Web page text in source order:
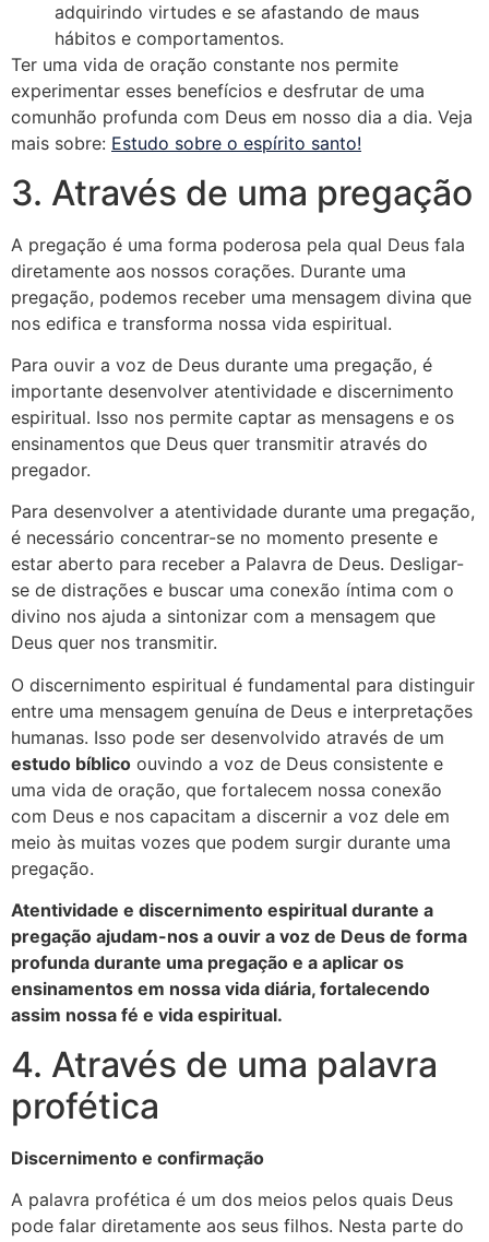
adquirindo virtudes e se afastando de maus
hábitos e comportamentos.
Ter uma vida de oração constante nos permite
experimentar esses benefícios e desfrutar de uma
comunhão profunda com Deus em nosso dia a dia. Veja
mais sobre: Estudo sobre o espírito santo!
3. Através de uma pregação
A pregação é uma forma poderosa pela qual Deus fala
diretamente aos nossos corações. Durante uma
pregação, podemos receber uma mensagem divina que
nos edifica e transforma nossa vida espiritual.
Para ouvir a voz de Deus durante uma pregação, é
importante desenvolver atentividade e discernimento
espiritual. Isso nos permite captar as mensagens e os
ensinamentos que Deus quer transmitir através do
pregador.
Para desenvolver a atentividade durante uma pregação,
é necessário concentrar-se no momento presente e
estar aberto para receber a Palavra de Deus. Desligar-
se de distrações e buscar uma conexão íntima com o
divino nos ajuda a sintonizar com a mensagem que
Deus quer nos transmitir.
O discernimento espiritual é fundamental para distinguir
entre uma mensagem genuína de Deus e interpretações
humanas. Isso pode ser desenvolvido através de um
estudo bíblico ouvindo a voz de Deus consistente e
uma vida de oração, que fortalecem nossa conexão
com Deus e nos capacitam a discernir a voz dele em
meio às muitas vozes que podem surgir durante uma
pregação.
Atentividade e discernimento espiritual durante a
pregação ajudam-nos a ouvir a voz de Deus de forma
profunda durante uma pregação e a aplicar os
ensinamentos em nossa vida diária, fortalecendo
assim nossa fé e vida espiritual.
4. Através de uma palavra
profética
Discernimento e confirmação
A palavra profética é um dos meios pelos quais Deus
pode falar diretamente aos seus filhos. Nesta parte do